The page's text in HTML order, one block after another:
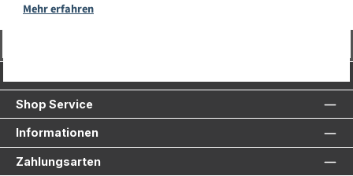
Mehr erfahren
Shop Service
Informationen
Zahlungsarten